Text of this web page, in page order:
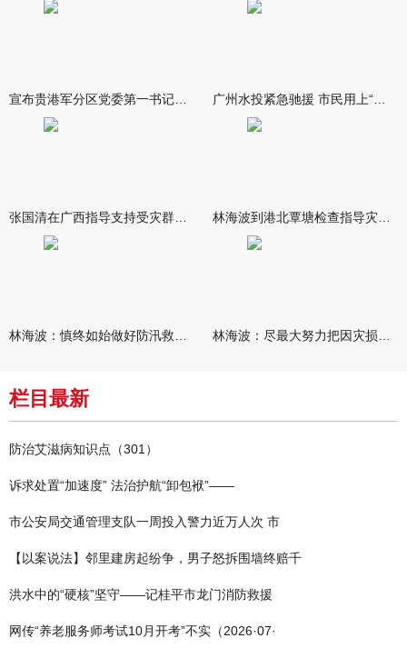
栏目最新
防治艾滋病知识点（301）
诉求处置“加速度” 法治护航“卸包袱”——
市公安局交通管理支队一周投入警力近万人次 市
【以案说法】邻里建房起纷争，男子怒拆围墙终赔千
洪水中的“硬核”坚守——记桂平市龙门消防救援
网传“养老服务师考试10月开考”不实（2026·07·